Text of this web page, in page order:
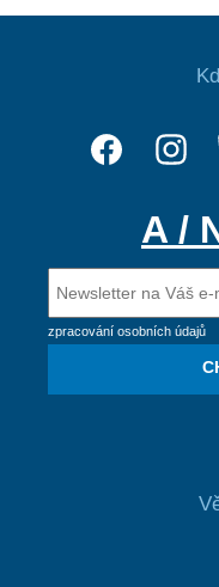
A /
zpracování osobních údajů